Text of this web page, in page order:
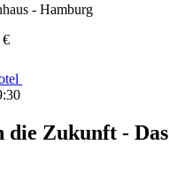
- Hamburg
€
die Zukunft - Das